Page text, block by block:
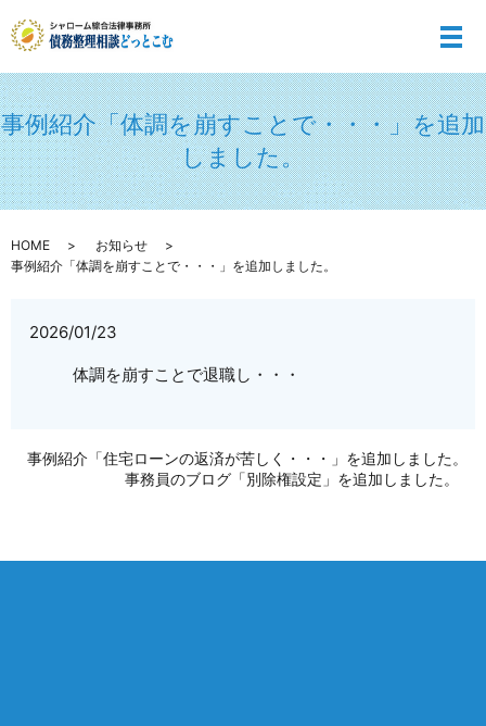
メ
事例紹介「体調を崩すことで・・・」を追加
しました。
HOME
お知らせ
事例紹介「体調を崩すことで・・・」を追加しました。
2026/01/23
体調を崩すことで退職し・・・
事例紹介「住宅ローンの返済が苦しく・・・」を追加しました。
事務員のブログ「別除権設定」を追加しました。